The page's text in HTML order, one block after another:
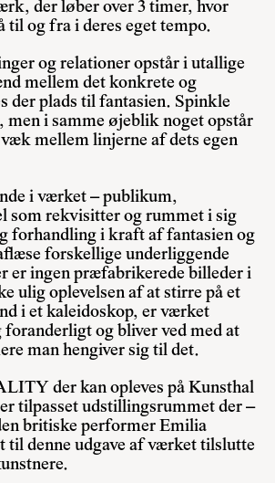
der løber over 3 timer, hvor
til og fra i deres eget tempo.
og relationer opstår i utallige
mellem det konkrete og
der plads til fantasien. Spinkle
men i samme øjeblik noget opstår
mellem linjerne af dets egen
i værket – publikum,
som rekvisitter og rummet i sig
forhandling i kraft af fantasien og
forskellige underliggende
er ingen præfabrikerede billeder i
ulig oplevelsen af at stirre på et
i et kaleidoskop, er værket
og bliver ved med at
man hengiver sig til det.
der kan opleves på Kunsthal
tilpasset udstillingsrummet der –
britiske performer Emilia
til denne udgave af værket tilslutte